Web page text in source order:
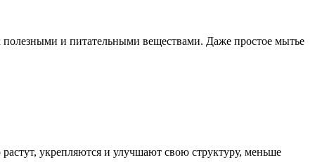
полезными и питательными веществами. Даже простое мытье
укрепляются и улучшают свою структуру, меньше